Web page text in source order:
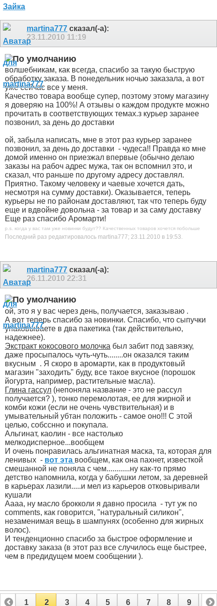
martina777 сказал(-а):
23.11.2010 11:19
волшебникам, как всегда, спасибо за такую быструю
обработку заказа. В понедельник ночью заказала, а вот
уже сейчас все у меня.
Качество товара вообще супер, поэтому этому магазину
я доверяю на 100%! А отзывы о каждом продукте можно
прочитать в соответствующих темах.з курьер заранее
позвонил, за день до доставки
ой, забыла написать, мне в этот раз курьер заранее
позвонил, за день до доставки - чудеса!! Правда ко мне
домой именно он приезжал впервые (обычно делаю
заказы на рабоч адрес мужа, так он вспомнил это, и
сказал, что раньше по другому адресу доставлял.
Приятно. Такому человеку и чаевые хочется дать,
несмотря на сумму доставки). Оказывается, теперь
курьеры не по районам доставляют, так что теперь буду
еще и вдвойне довольна - за товар и за саму доставку
Еще раз спасибо Аромарти!
p.s. когда у вас там уже новинки будут?? Качественных товаров хочется побольше
Последний раз редактировалось martina777; 23.11.2010 в 19:53.
martina777 сказал(-а):
26.11.2010 22:31
ой, это я у вас через день, получается, заказываю .
А вот теперь спасибо за новинки. Спасибо, что сыпучки
упаковываете в два пакетика (так действительно,
надежнее).
Экстракт кокосового молочка был забит под завязку,
даже просыпалось чуть-чуть........он оказался таким
вкусным . Я скоро в аромарти, как в продуктовый
магазин "заходить" буду, все такое вкусное (порошок
йогурта, например, растительные масла).
Глина гассул (непоняла название - это не рассул
получается? ), тонко перемолотая, ее для жирной и
комби кожи (если не очень чувствительная) и в
умывательный убтан положить - самое оно!!! С этой
целью, собсснно и покупала.
Альгинат, каолин - все настолько
мелкодисперное...вообщем
И очень понравилась альгинатная маска, та, которая для
ленивых - вот эта вообщем, как она пахнет, известкой
смешанной не поняла с чем............ну как-то прямо
детство напомнила, когда у бабушки летом, за деревней
в карьерах лазили.....и мел из карьеров отковыривали
кушали
Аааа, ну масло брокколи я давно просила - тут уж no
comments, как говорится, "натуральный силикон",
незаменимая вещь в шампунях (особенно для жирных
волос).
И тенденционно спасибо за быстрое оформление и
доставку заказа (в этот раз все случилось еще быстрее,
чем в предидущем моем сообщении ).
1 2 3 4 5 6 7 8 9 10